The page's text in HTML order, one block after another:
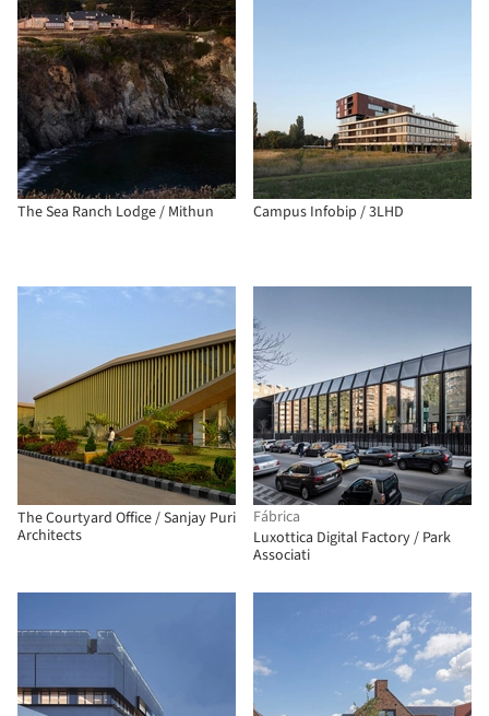
The Sea Ranch Lodge / Mithun Campus Infobip / 3LHD
The Courtyard Office / Sanjay Puri
Architects
Fábrica
Luxottica Digital Factory / Park
Associati